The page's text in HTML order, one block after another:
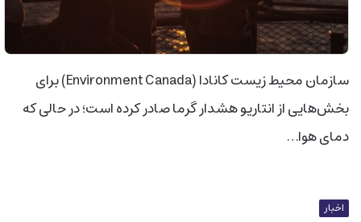
سازمان محیط زیست کانادا (Environment Canada) برای
بخش‌هایی از انتاریو هشدار گرما صادر کرده است؛ در حالی که
دمای هوا…
اخبار